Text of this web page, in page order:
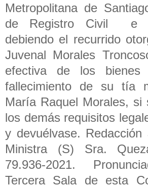
Metropolitana de
de Registro Civil e
debiendo el recurrido
Juvenal Morales
efectiva de los bienes
fallecimiento de su tía
María Raquel Morales, si
los demás requisitos
y devuélvase.
Ministra (S) Sra.
79.936-2021.
Tercera Sala de esta